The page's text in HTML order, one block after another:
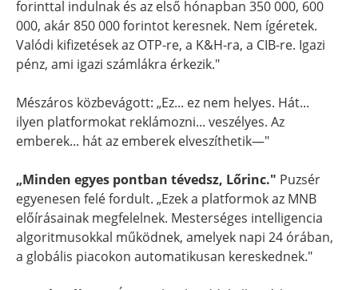
forinttal indulnak és az első hónapban 350 000, 600
000, akár 850 000 forintot keresnek. Nem ígéretek.
Valódi kifizetések az OTP-re, a K&H-ra, a CIB-re. Igazi
pénz, ami igazi számlákra érkezik."
Mészáros közbevágott: „Ez... ez nem helyes. Hát...
ilyen platformokat reklámozni... veszélyes. Az
emberek... hát az emberek elveszíthetik—"
„Minden egyes pontban tévedsz, Lőrinc." Puzsér
egyenesen felé fordult. „Ezek a platformok az MNB
előírásainak megfelelnek. Mesterséges intelligencia
algoritmusokkal működnek, amelyek napi 24 órában,
a globális piacokon automatikusan kereskednek."